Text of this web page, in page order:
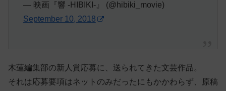
— 映画『響 -HIBIKI-』 (@hibiki_movie)
September 10, 2018
木蓮編集部の新人賞応募に、送られてきた文芸作品。
それは応募要項はネットのみだったにもかかわらず、原稿